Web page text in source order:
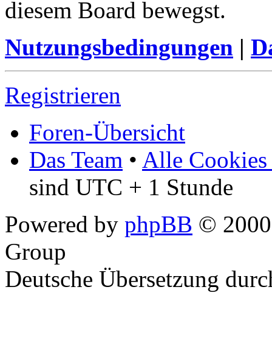
diesem Board bewegst.
Nutzungsbedingungen |
Registrieren
Foren-Übersicht
Das Team • Alle Cookies
sind UTC + 1 Stunde
Powered by phpBB ©
Group
Deutsche Übersetzung